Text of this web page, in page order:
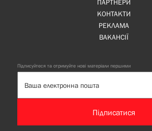
ПАРТНЕРИ
КОНТАКТИ
РЕКЛАМА
ВАКАНСІЇ
Підписуйтеся та отримуйте нові матеріали першими
Підписатися